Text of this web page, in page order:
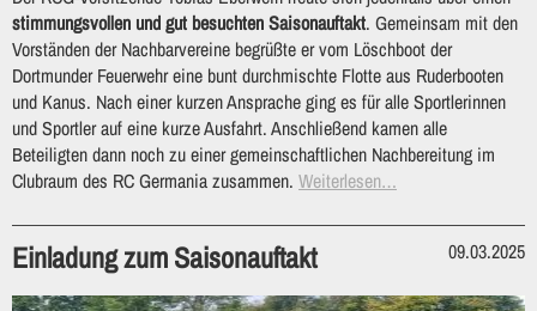
stimmungsvollen und gut besuchten Saisonauftakt. Gemeinsam mit den
Vorständen der Nachbarvereine begrüßte er vom Löschboot der
Dortmunder Feuerwehr eine bunt durchmischte Flotte aus Ruderbooten
und Kanus. Nach einer kurzen Ansprache ging es für alle Sportlerinnen
und Sportler auf eine kurze Ausfahrt. Anschließend kamen alle
Beteiligten dann noch zu einer gemeinschaftlichen Nachbereitung im
Clubraum des RC Germania zusammen. Weiterlesen…
Einladung zum Saisonauftakt 09.03.2025